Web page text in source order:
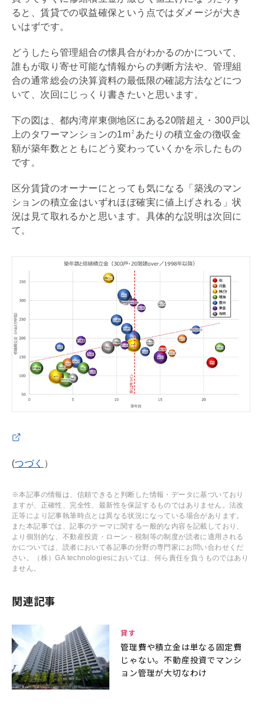
ると、賃貸での収益確保という点ではダメージが大き
いはずです。
どうしたら管理組合の懐具合がわかるのかについて、
誰もが取り寄せ可能な情報からの判断方法や、管理組
合の通常総会の決算資料の最低限の確認方法などにつ
いて、次回にじっくり書きたいと思います。
下の図は、都内湾岸東側地区にある20階超え・300戸以
上のタワーマンションの1m 2 あたりの積立金の徴収金
額が築年数とともにどう変わっていくかを示したもの
です。
区分賃貸のオーナーにとっても気になる「築浅のマン
ションの積立金はいずれほぼ確実に値上げされる」状
況は見て取れるかと思います。具体的な説明は次回に
て。
(つづく ）
※本記事の情報は、信頼できると判断した情報・データに基づいており
ますが、正確性、完全性、最新性を保証するものではありません。法改
正等により記事執筆時点とは異なる状況になっている場合があります。
また本記事では、記事のテーマに関する一般的な内容を記載しており、
より個別的な、不動産投資・ローン・税制等の制度が読者に適用される
かについては、読者において各記事の分野の専門家にお問い合わせくだ
さい。（株）GA technologiesにおいては、何ら責任を負うものではあり
ません。
関連記事
貸す
管理費や積立金は単なる固定費
じゃない。不動産投資でマンシ
ョン管理が大切なわけ